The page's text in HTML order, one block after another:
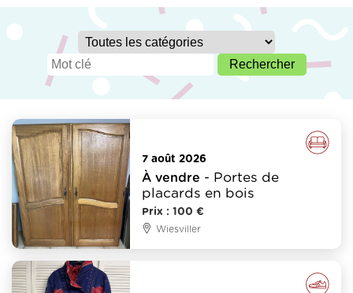
7 août 2026
À vendre - Portes de
placards en bois
Prix : 100 €
Wiesviller